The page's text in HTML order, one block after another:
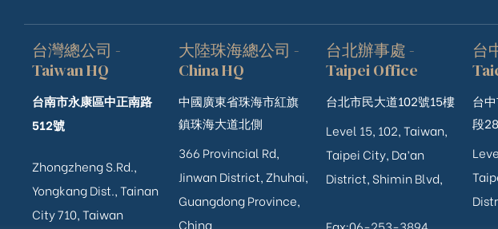
台灣總公司 -
Taiwan HQ
台南市永康區中正南路
512號
Zhongzheng S.Rd.,
Yongkang Dist., Tainan
City 710, Taiwan
大陸珠海總公司 -
China HQ
中國廣東省珠海市紅旗
鎮珠海大道北側
366 Provincial Rd,
Jinwan District, Zhuhai,
Guangdong Province,
China
台北辦事處 -
Taipei Office
台北市民大道102號15樓
Level 15, 102, Taiwan,
Taipei City, Da’an
District, Shimin Blvd,
台
台
段
含日本